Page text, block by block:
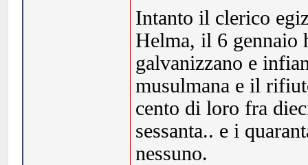
Intanto il clerico
Helma, il 6 gennaio
galvanizzano e
musulmana e il
cento di loro fra
sessanta.. e i
nessuno.